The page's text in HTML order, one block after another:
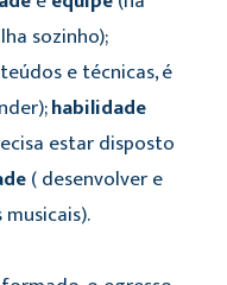
sozinho);
e técnicas, é
habilidade
estar disposto
( desenvolver e